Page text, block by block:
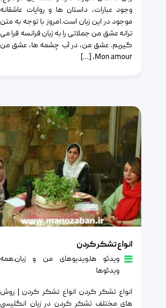
وجود عبارات، داستان ها و روایات عاشقانه
موجود در این زبان است.امروز با توجه به متن
ترانه عشق من جملاتی را به زبان فرانسه فرا می
گیریم. عشق من، در آب چشمه ها، عشق من
Mon amour, […]
انواع تشکر کردن
ویدئو ها٫ویدیوهای من و زبان٫همه
ویدئوها
انواع تشکر کردن انواع تشکر کردن | روش
های مختلف تشکر کردن در زبان انگلیسی